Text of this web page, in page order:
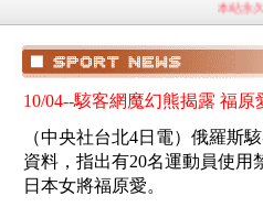
本站永久
10/04--駭客網魔幻熊揭露 福
（中央社台北4日電）俄羅斯
資料，指出有20名運動員使
日本女將福原愛。